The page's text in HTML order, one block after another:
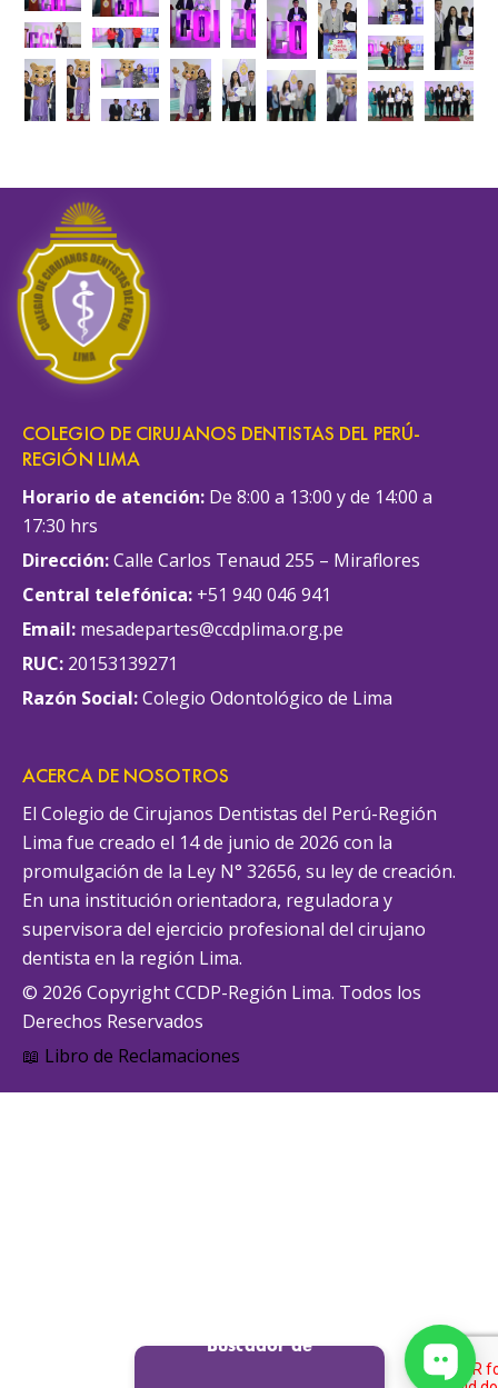
Buscador de
COLEGIO DE CIRUJANOS DENTISTAS DEL PERÚ-
REGIÓN LIMA
Horario de atención: De 8:00 a 13:00 y de 14:00 a
17:30 hrs
Dirección:Calle Carlos Tenaud 255 – Miraflores
Central telefónica: +51 940 046 941
Email: mesadepartes@ccdplima.org.pe
RUC: 20153139271
Razón Social:Colegio Odontológico de Lima
ACERCA DE NOSOTROS
El Colegio de Cirujanos Dentistas del Perú-Región
Lima fue creado el 14 de junio de 2026 con la
promulgación de la Ley N° 32656, su ley de creación.
En una institución orientadora, reguladora y
supervisora del ejercicio profesional del cirujano
dentista en la región Lima.
© 2026 Copyright CCDP-Región Lima. Todos los
Derechos Reservados
📖 Libro de Reclamaciones